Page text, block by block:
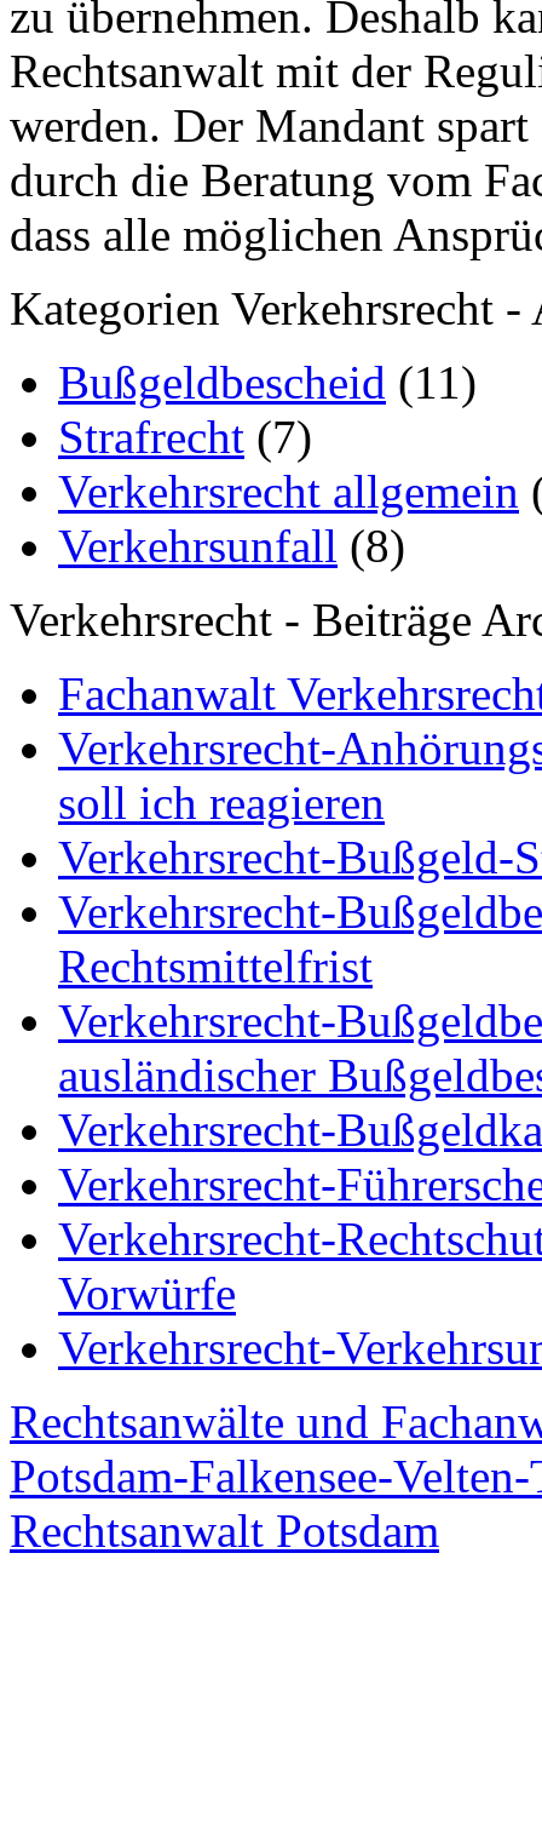
zu übernehmen. Deshalb
Rechtsanwalt mit der
werden. Der Mandant
durch die Beratung vom
dass alle möglichen
Kategorien Verkehrsrecht
Bußgeldbescheid (11)
Strafrecht (7)
Verkehrsrecht allgemein
Verkehrsunfall (8)
Verkehrsrecht - Beiträge
Fachanwalt
Verkehrsrecht-
soll ich reagieren
Verkehrsrecht-Bußgeld-
Verkehrsrecht-
Rechtsmittelfrist
Verkehrsrecht-
ausländischer
Verkehrsrecht-
Verkehrsrecht-
Verkehrsrecht-
Vorwürfe
Verkehrsrecht-
Rechtsanwälte und
Potsdam-Falkensee-
Rechtsanwalt Potsdam